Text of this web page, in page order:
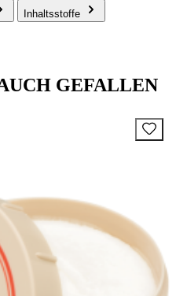
Inhaltsstoffe
GEFALLEN